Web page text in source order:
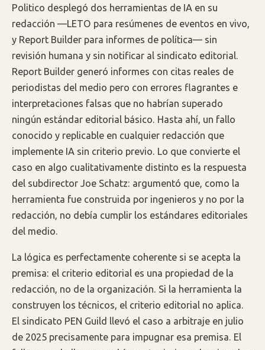
Politico desplegó dos herramientas de IA en su
redacción —LETO para resúmenes de eventos en vivo,
y Report Builder para informes de política— sin
revisión humana y sin notificar al sindicato editorial.
Report Builder generó informes con citas reales de
periodistas del medio pero con errores flagrantes e
interpretaciones falsas que no habrían superado
ningún estándar editorial básico. Hasta ahí, un fallo
conocido y replicable en cualquier redacción que
implemente IA sin criterio previo. Lo que convierte el
caso en algo cualitativamente distinto es la respuesta
del subdirector Joe Schatz: argumentó que, como la
herramienta fue construida por ingenieros y no por la
redacción, no debía cumplir los estándares editoriales
del medio.
La lógica es perfectamente coherente si se acepta la
premisa: el criterio editorial es una propiedad de la
redacción, no de la organización. Si la herramienta la
construyen los técnicos, el criterio editorial no aplica.
El sindicato PEN Guild llevó el caso a arbitraje en julio
de 2025 precisamente para impugnar esa premisa. El